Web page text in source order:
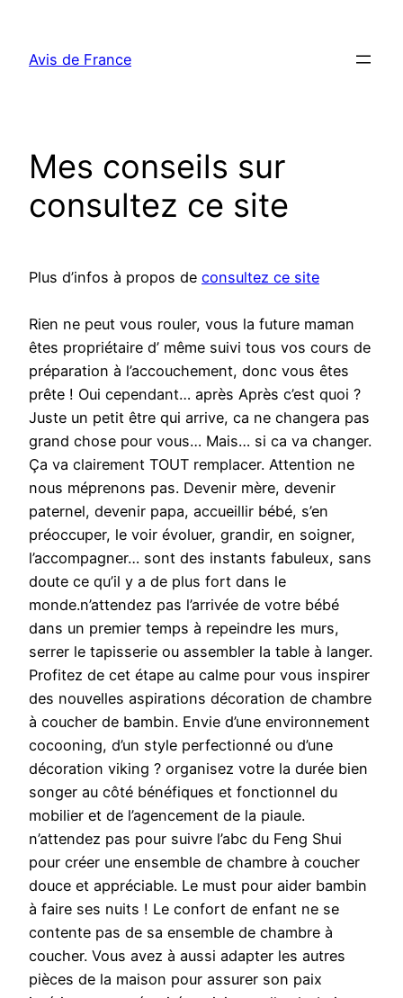
contenu
Avis de France
Mes conseils sur
consultez ce site
Plus d’infos à propos de consultez ce site
Rien ne peut vous rouler, vous la future maman
êtes propriétaire d’ même suivi tous vos cours de
préparation à l’accouchement, donc vous êtes
prête ! Oui cependant… après Après c’est quoi ?
Juste un petit être qui arrive, ca ne changera pas
grand chose pour vous… Mais… si ca va changer.
Ça va clairement TOUT remplacer. Attention ne
nous méprenons pas. Devenir mère, devenir
paternel, devenir papa, accueillir bébé, s’en
préoccuper, le voir évoluer, grandir, en soigner,
l’accompagner… sont des instants fabuleux, sans
doute ce qu’il y a de plus fort dans le
monde.n’attendez pas l’arrivée de votre bébé
dans un premier temps à repeindre les murs,
serrer le tapisserie ou assembler la table à langer.
Profitez de cet étape au calme pour vous inspirer
des nouvelles aspirations décoration de chambre
à coucher de bambin. Envie d’une environnement
cocooning, d’un style perfectionné ou d’une
décoration viking ? organisez votre la durée bien
songer au côté bénéfiques et fonctionnel du
mobilier et de l’agencement de la piaule.
n’attendez pas pour suivre l’abc du Feng Shui
pour créer une ensemble de chambre à coucher
douce et appréciable. Le must pour aider bambin
à faire ses nuits ! Le confort de enfant ne se
contente pas de sa ensemble de chambre à
coucher. Vous avez à aussi adapter les autres
pièces de la maison pour assurer son paix